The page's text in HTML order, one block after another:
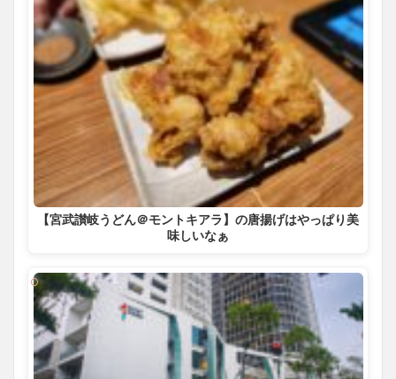
【宮武讃岐うどん＠モントキアラ】の唐揚げはやっぱり美
味しいなぁ